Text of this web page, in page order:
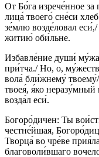
От Бо́га изрече́нное
лица́ твоего́ сне́си
зе́млю возде́ловал
житию́ оби́льне.
Избавле́ние души́ му́жа
при́тча./ Но, о,
вола́ бли́жнему́
твоея́, я́ко
возда́л еси́.
Богоро́дичен: Ты
честне́йшая,
Творца́ во чре́ве
благоволи́вшаго